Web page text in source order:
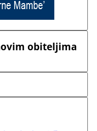
obiteljima